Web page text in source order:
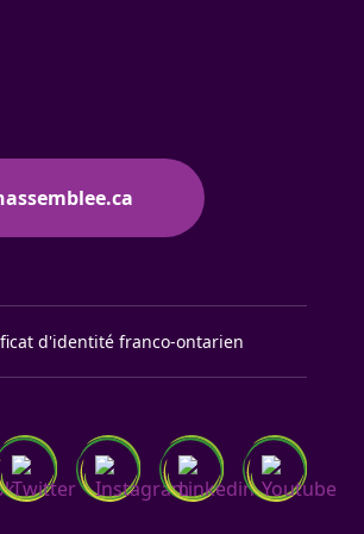
d'identité franco-ontarien